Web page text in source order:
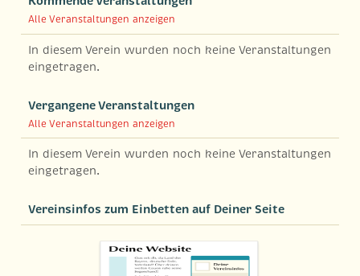
Alle Veranstaltungen anzeigen
In diesem Verein wurden noch keine Veranstaltungen
eingetragen.
Vergangene Veranstaltungen
Alle Veranstaltungen anzeigen
In diesem Verein wurden noch keine Veranstaltungen
eingetragen.
Vereinsinfos zum Einbetten auf Deiner Seite